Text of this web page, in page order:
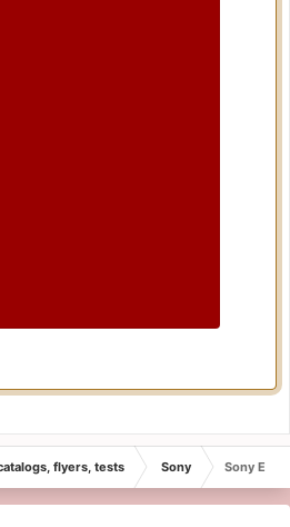
flyers, tests Sony Sony EL-5